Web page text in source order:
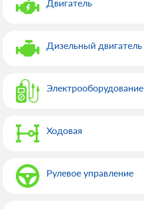
Двигатель
Дизельный двигатель
Электрооборудованиe
Ходовая
Рулевое управление